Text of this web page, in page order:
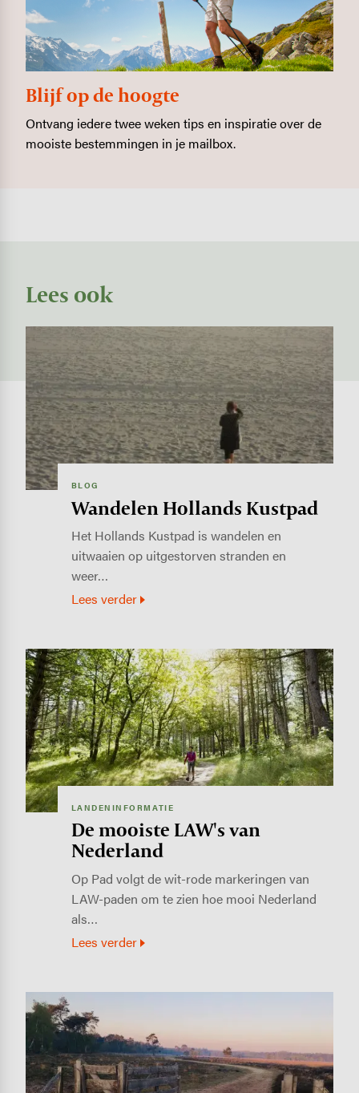
Blijf op de hoogte
Ontvang iedere twee weken tips en inspiratie over de
mooiste bestemmingen in je mailbox.
Lees ook
BLOG
Wandelen Hollands Kustpad
Het Hollands Kustpad is wandelen en
uitwaaien op uitgestorven stranden en
weer…
Lees verder
Image
LANDENINFORMATIE
De mooiste LAW's van
Nederland
Op Pad volgt de wit-rode markeringen van
LAW-paden om te zien hoe mooi Nederland
als…
Lees verder
Image